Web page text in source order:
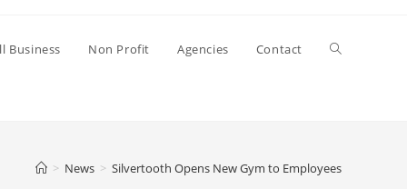
Business Non Profit Agencies Contact
> News > Silvertooth Opens New Gym to Employees